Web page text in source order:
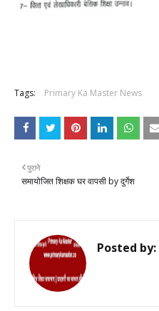
Tags: Primary Ka Master News
पुराने
समायोजित शिक्षक घर वापसी by दुर्गेश
Posted by: